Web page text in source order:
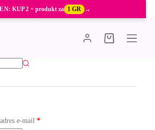
: KUP 2 + produkt za 1 GR →
Koszyk
e-mail *Wymagane